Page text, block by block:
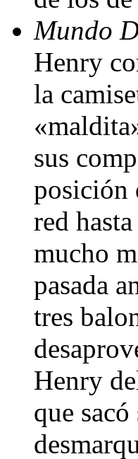
Mundo
Henry
la
sus
posición
red
mucho
pasada
tres
Henry
que